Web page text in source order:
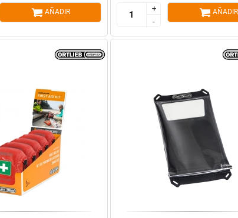
AÑADIR
+
-
+
-
AÑADIR